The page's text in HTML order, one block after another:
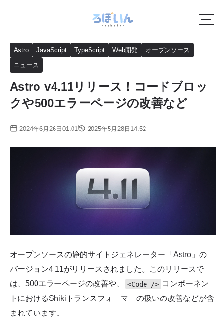
Astro JavaScript TypeScript Web開発 オープンソース
ニュース
Astro v4.11リリース！コードブロッ
クや500エラーページの改善など
2024年6月26日01:01 2025年5月28日14:52
オープンソースの静的サイトジェネレーター「Astro」の
バージョン4.11がリリースされました。このリリースで
は、500エラーページの改善や、
<Code /> コンポーネン
トにおけるShikiトランスフォーマーの扱いの改善などが含
まれています。